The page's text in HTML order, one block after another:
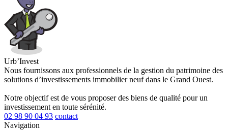
Urb’Invest
Nous fournissons aux professionnels de la gestion du patrimoine des
solutions d’investissements immobilier neuf dans le Grand Ouest.
Notre objectif est de vous proposer des biens de qualité pour un
investissement en toute sérénité.
02 98 90 04 93 contact
Navigation